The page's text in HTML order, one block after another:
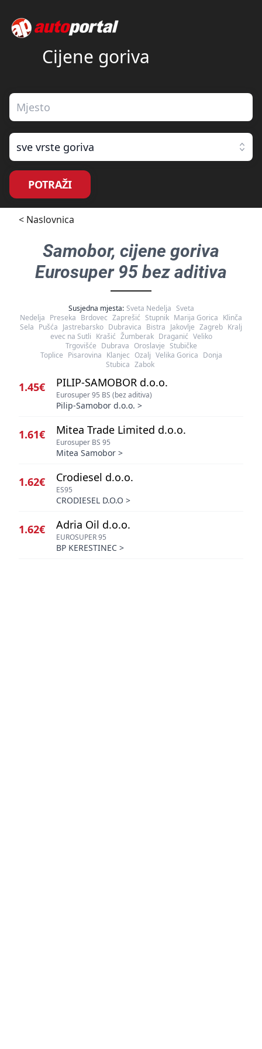
Cijene goriva
sve vrste goriva
POTRAŽI
< Naslovnica
Samobor, cijene goriva
Eurosuper 95 bez aditiva
Susjedna mjesta: Sveta Nedelja Sveta
Nedelja Preseka Brdovec Zaprešić Stupnik Marija Gorica Klinča
Sela Pušća Jastrebarsko Dubravica Bistra Jakovlje Zagreb Kralj
evec na Sutli Krašić Žumberak Draganić Veliko
Trgovišće Dubrava Oroslavje Stubičke
Toplice Pisarovina Klanjec Ozalj Velika Gorica Donja
Stubica Zabok
1.45€ PILIP-SAMOBOR d.o.o.
Eurosuper 95 BS (bez aditiva)
Pilip-Samobor d.o.o. >
1.61€ Mitea Trade Limited d.o.o.
Eurosuper BS 95
Mitea Samobor >
1.62€ Crodiesel d.o.o.
ES95
CRODIESEL D.O.O >
1.62€ Adria Oil d.o.o.
EUROSUPER 95
BP KERESTINEC >